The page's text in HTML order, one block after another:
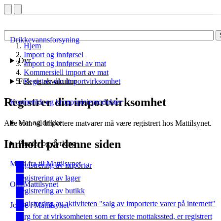
Drikkevannsforsyning
Dyr
Fisk og akvakultur
Kosmetikk og kroppspleieprodukter
Mat og drikke
Planter og dyrking
Meld fra til Mattilsynet
Om Mattilsynet
Jobbe i Mattilsynet
Hjem
Import og innførsel
Import og innførsel av mat
Kommersiell import av mat
Registrer din importvirksomhet
Registrer din importvirksomhet
Alle som vil importere matvarer må være registrert hos Mattilsynet.
Innhold på denne siden
Registrering av importør
Registrering av lager
Registrering av butikk
Registrering av aktiviteten "salg av importerte varer på internett"
Sørg for at virksomheten som er første mottakssted, er registrert